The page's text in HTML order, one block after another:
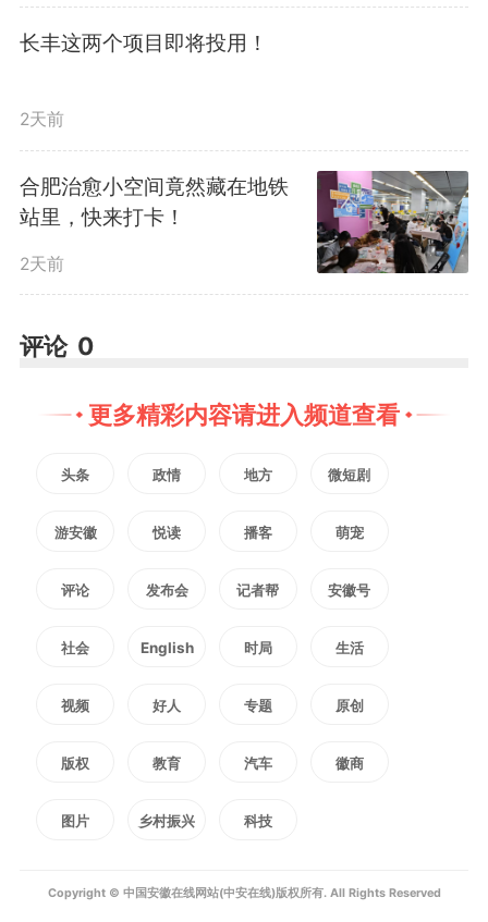
项目部始终牢固树立“培训是
成长是最大的关爱”的理念，将人
才培养作为支撑海外项目高质量发
展的关键抓手。此次培训是阿曼公
司在“周末课堂”平台上的一次延
伸，通过打造贴合海外实际的属地
习机制，有效促进了学习成果向实
际工作能力的快速转化。
课堂”等平台持续发力，不断提升
员工综合素质和履职能力，为公司
深耕中东市场、打造高质量标杆工
程提供有力的人才保障。
长丰这两个项目即将投用！
2天前
合肥治愈小空间竟然藏在地铁
站里，快来打卡！
2天前
评论 0
更多精彩内容请进入频道查看
头条 政情 地方 微短剧
游安徽 悦读 播客 萌宠
评论 发布会 记者帮 安徽号
社会 English 时局 生活
视频 好人 专题 原创
版权 教育 汽车 徽商
图片 乡村振兴 科技
Copyright © 中国安徽在线网站(中安在线)版权所有. All Rights Reserved